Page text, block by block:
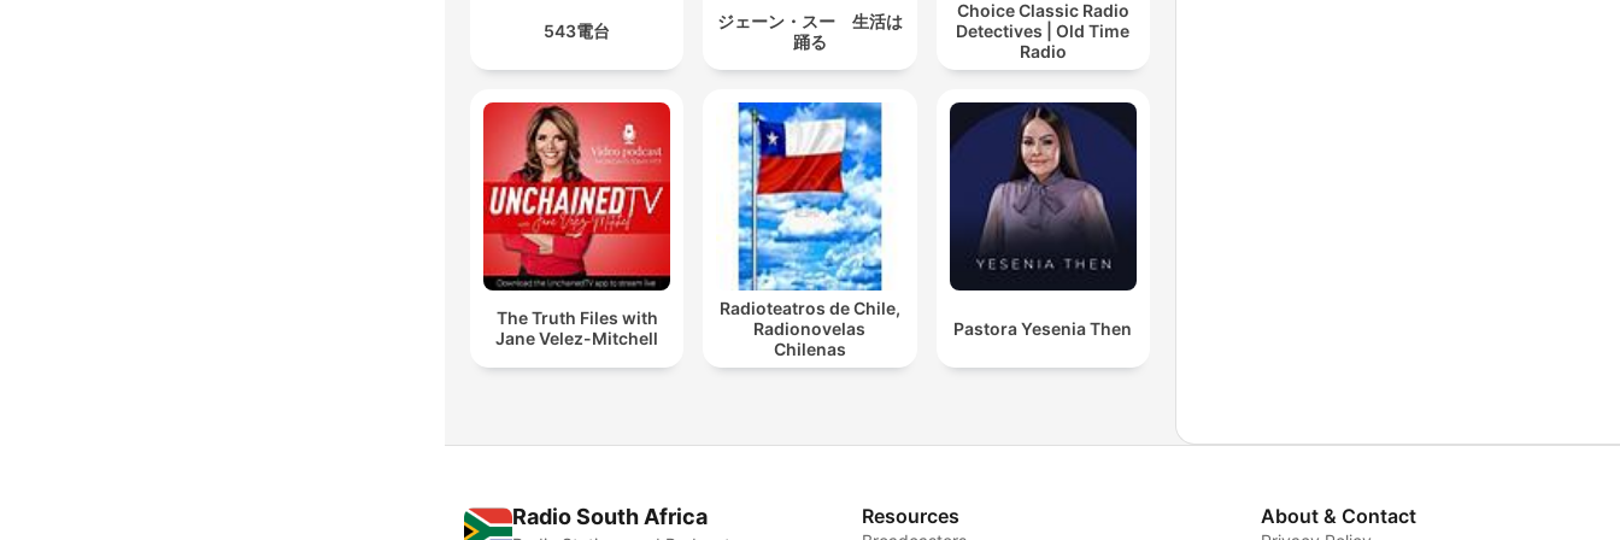
543電台
ジェーン・スー 生活は
踊る
Choice Classic Radio
Detectives | Old Time
Radio
The Truth Files with
Jane Velez-Mitchell
Radioteatros de Chile,
Radionovelas
Chilenas
Pastora Yesenia Then
Radio South Africa Resources About & Contact